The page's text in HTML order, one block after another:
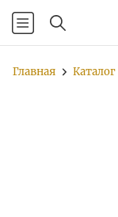
Главная Каталог